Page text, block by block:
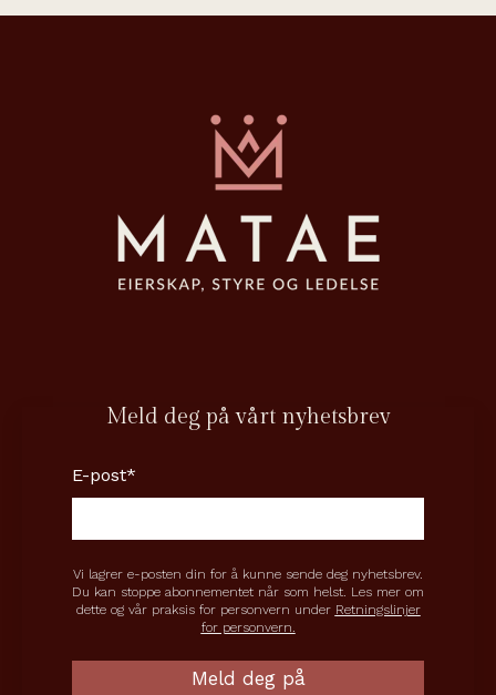
Meld deg på vårt nyhetsbrev
E-post*
Vi lagrer e-posten din for å kunne sende deg nyhetsbrev.
Du kan stoppe abonnementet når som helst. Les mer om
dette og vår praksis for personvern under Retningslinjer
for personvern.